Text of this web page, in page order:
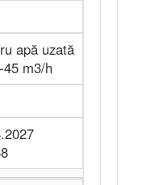
apă uzată
m3/h